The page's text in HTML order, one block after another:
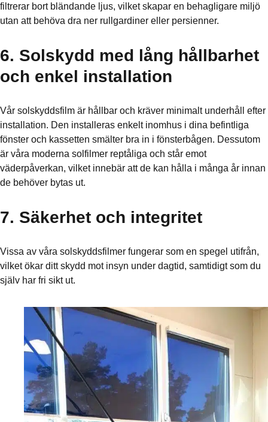
filtrerar bort bländande ljus, vilket skapar en behagligare miljö
utan att behöva dra ner rullgardiner eller persienner.
6. Solskydd med lång hållbarhet
och enkel installation
Vår solskyddsfilm är hållbar och kräver minimalt underhåll efter
installation. Den installeras enkelt inomhus i dina befintliga
fönster och kassetten smälter bra in i fönsterbågen. Dessutom
är våra moderna solfilmer reptåliga och står emot
väderpåverkan, vilket innebär att de kan hålla i många år innan
de behöver bytas ut.
7. Säkerhet och integritet
Vissa av våra solskyddsfilmer fungerar som en spegel utifrån,
vilket ökar ditt skydd mot insyn under dagtid, samtidigt som du
själv har fri sikt ut.